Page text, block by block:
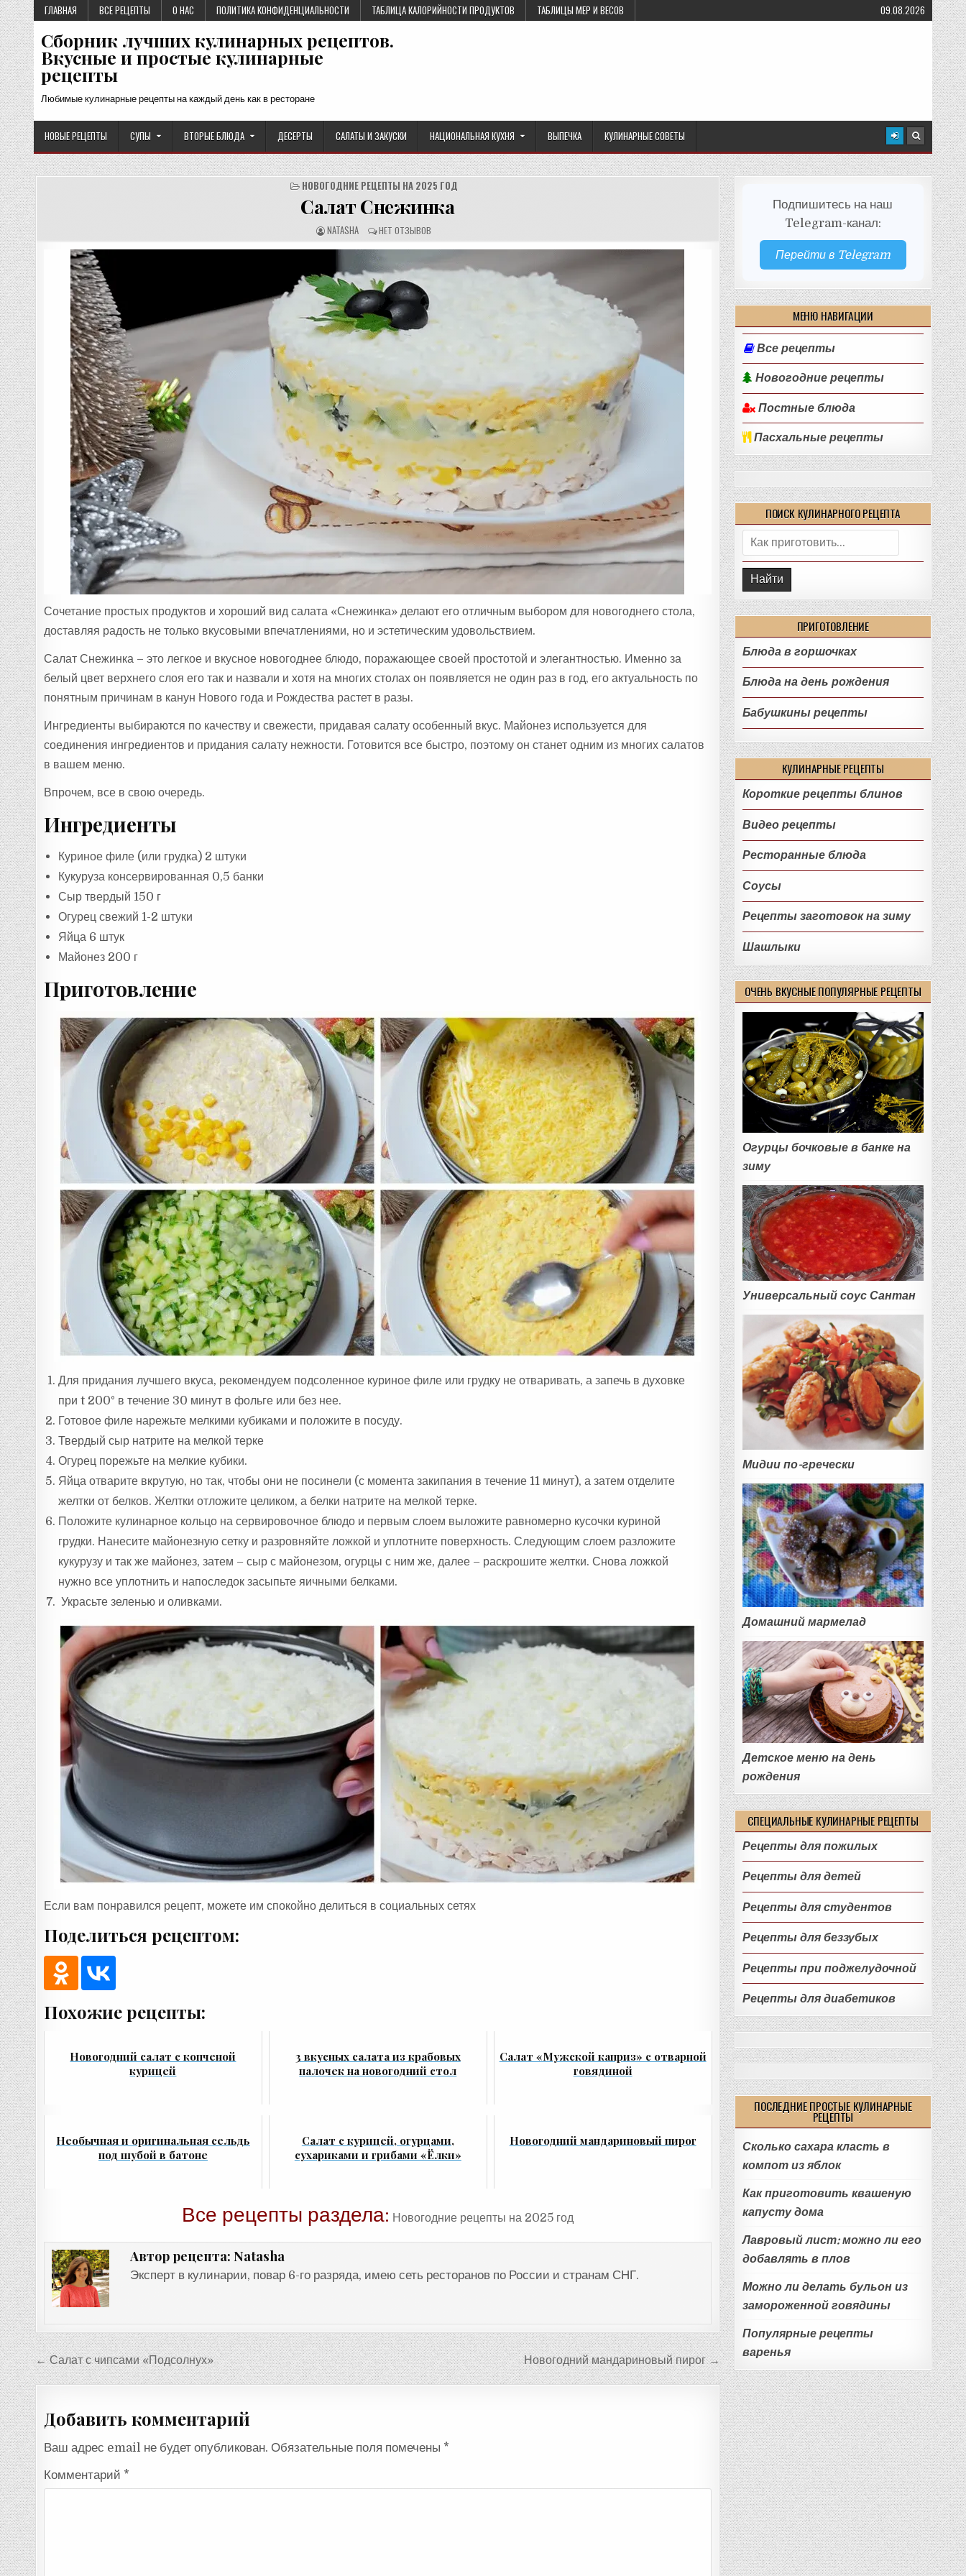
Перейти
к
содержимому
ГЛАВНАЯ ВСЕ РЕЦЕПТЫ О НАС ПОЛИТИКА КОНФИДЕНЦИАЛЬНОСТИ ТАБЛИЦА КАЛОРИЙНОСТИ ПРОДУКТОВ ТАБЛИЦЫ МЕР И ВЕСОВ 09.08.2026
Сборник лучших кулинарных рецептов.
Вкусные и простые кулинарные
рецепты
Любимые кулинарные рецепты на каждый день как в ресторане
НОВЫЕ РЕЦЕПТЫ СУПЫ ВТОРЫЕ БЛЮДА ДЕСЕРТЫ САЛАТЫ И ЗАКУСКИ НАЦИОНАЛЬНАЯ КУХНЯ ВЫПЕЧКА КУЛИНАРНЫЕ СОВЕТЫ
НОВОГОДНИЕ РЕЦЕПТЫ НА 2025 ГОД
Салат Снежинка
А
В
Т
Р
Е
Ц
Е
П
Т
А
:
NATASHA О
Т
З
Ы
В
Ы
:
НЕТ ОТЗЫВОВ
Сочетание простых продуктов и хороший вид салата «Снежинка» делают его отличным выбором для новогоднего стола,
доставляя радость не только вкусовыми впечатлениями, но и эстетическим удовольствием.
Салат Снежинка – это легкое и вкусное новогоднее блюдо, поражающее своей простотой и элегантностью. Именно за
белый цвет верхнего слоя его так и назвали и хотя на многих столах он появляется не один раз в год, его актуальность по
понятным причинам в канун Нового года и Рождества растет в разы.
Ингредиенты выбираются по качеству и свежести, придавая салату особенный вкус. Майонез используется для
соединения ингредиентов и придания салату нежности. Готовится все быстро, поэтому он станет одним из многих салатов
в вашем меню.
Впрочем, все в свою очередь.
Ингредиенты
Куриное филе (или грудка) 2 штуки
Кукуруза консервированная 0,5 банки
Сыр твердый 150 г
Огурец свежий 1-2 штуки
Яйца 6 штук
Майонез 200 г
Приготовление
Для придания лучшего вкуса, рекомендуем подсоленное куриное филе или грудку не отваривать, а запечь в духовке
при t 200° в течение 30 минут в фольге или без нее.
Готовое филе нарежьте мелкими кубиками и положите в посуду.
Твердый сыр натрите на мелкой терке
Огурец порежьте на мелкие кубики.
Яйца отварите вкрутую, но так, чтобы они не посинели (с момента закипания в течение 11 минут), а затем отделите
желтки от белков. Желтки отложите целиком, а белки натрите на мелкой терке.
Положите кулинарное кольцо на сервировочное блюдо и первым слоем выложите равномерно кусочки куриной
грудки. Нанесите майонезную сетку и разровняйте ложкой и уплотните поверхность. Следующим слоем разложите
кукурузу и так же майонез, затем – сыр с майонезом, огурцы с ним же, далее – раскрошите желтки. Снова ложкой
нужно все уплотнить и напоследок засыпьте яичными белками.
Украсьте зеленью и оливками.
Если вам понравился рецепт, можете им спокойно делиться в социальных сетях
Поделиться рецептом:
Похожие рецепты:
Новогодний салат с копченой
курицей
3 вкусных салата из крабовых
палочек на новогодний стол
Салат «Мужской каприз» с отварной
говядиной
Необычная и оригинальная сельдь
под шубой в батоне
Салат с курицей, огурцами,
сухариками и грибами «Ёлки»
Новогодний мандариновый пирог
Все рецепты раздела: Новогодние рецепты на 2025 год
Автор рецепта: Natasha
Эксперт в кулинарии, повар 6-го разряда, имею сеть ресторанов по России и странам СНГ.
Навигация
по
записям
← Салат с чипсами «Подсолнух» Новогодний мандариновый пирог →
Добавить комментарий
Ваш адрес email не будет опубликован. Обязательные поля помечены *
Комментарий *
Подпишитесь на наш
Telegram-канал:
Перейти в Telegram
МЕНЮ НАВИГАЦИИ
Все рецепты
Новогодние рецепты
Постные блюда
Пасхальные рецепты
ПОИСК КУЛИНАРНОГО РЕЦЕПТА
Поиск:
ПРИГОТОВЛЕНИЕ
Блюда в горшочках
Блюда на день рождения
Бабушкины рецепты
КУЛИНАРНЫЕ РЕЦЕПТЫ
Короткие рецепты блинов
Видео рецепты
Ресторанные блюда
Соусы
Рецепты заготовок на зиму
Шашлыки
ОЧЕНЬ ВКУСНЫЕ ПОПУЛЯРНЫЕ РЕЦЕПТЫ
Огурцы бочковые в банке на
зиму
Универсальный соус Сантан
Мидии по-гречески
Домашний мармелад
Детское меню на день
рождения
СПЕЦИАЛЬНЫЕ КУЛИНАРНЫЕ РЕЦЕПТЫ
Рецепты для пожилых
Рецепты для детей
Рецепты для студентов
Рецепты для беззубых
Рецепты при поджелудочной
Рецепты для диабетиков
ПОСЛЕДНИЕ ПРОСТЫЕ КУЛИНАРНЫЕ
РЕЦЕПТЫ
Сколько сахара класть в
компот из яблок
Как приготовить квашеную
капусту дома
Лавровый лист: можно ли его
добавлять в плов
Можно ли делать бульон из
замороженной говядины
Популярные рецепты
варенья